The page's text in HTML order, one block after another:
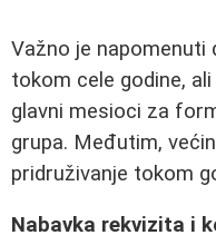
Važno je napomenuti
tokom cele godine,
glavni mesioci za
grupa. Međutim,
pridruživanje tokom
Nabavka rekvizita i